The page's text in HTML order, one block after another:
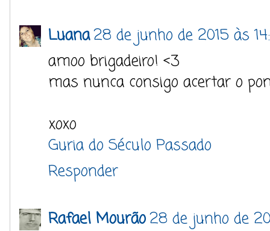
Luana28 de junho de 2015 às
amoo brigadeiro! <3
mas nunca consigo acertar o
xoxo
Guria do Século Passado
Responder
Rafael Mourão28 de junho de